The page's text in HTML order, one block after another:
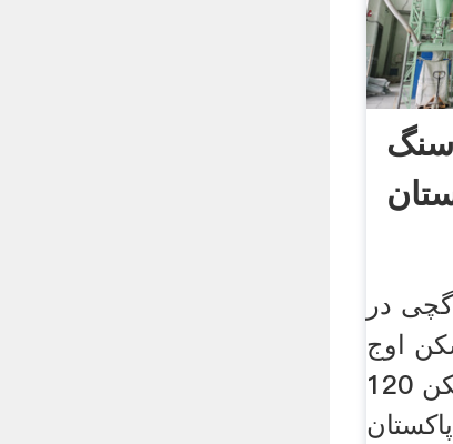
سنگ
در
اوج
در هند 200 تن . سنگ شکن 120